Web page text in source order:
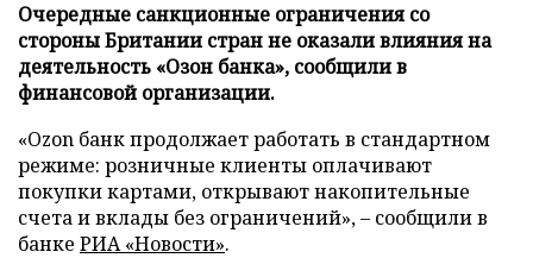
Очередные санкционные ограничения со
стороны Британии стран не оказали влияния на
деятельность «Озон банка», сообщили в
финансовой организации.
«Ozon банк продолжает работать в стандартном
режиме: розничные клиенты оплачивают
покупки картами, открывают накопительные
счета и вклады без ограничений», – сообщили в
банке РИА «Новости».